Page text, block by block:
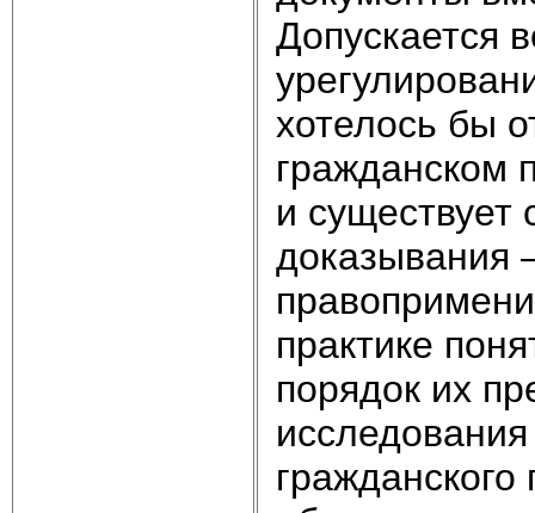
Допускается
хотелось бы
гражданском
и существует
доказывания
практике
порядок их